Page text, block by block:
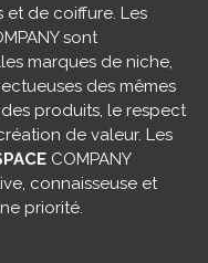
et de coiffure. Les
sont
marques de niche,
des mêmes
produits, le respect
de valeur. Les
COMPANY
connaisseuse et
priorité.